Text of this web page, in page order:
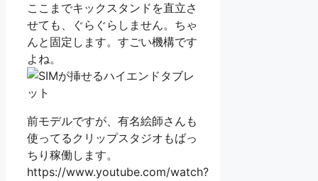
ここまでキックスタンドを直立さ
せても、ぐらぐらしません。ちゃ
んと固定します。すごい機構です
よね。
前モデルですが、有名絵師さんも
使ってるクリップスタジオもばっ
ちり稼働します。
https://www.youtube.com/watch?